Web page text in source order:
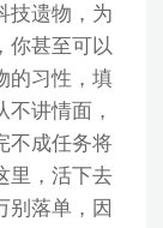
技遗物，为
你甚至可以
的习性，填
讲情面，
不成任务将
里，活下去
别落单，因